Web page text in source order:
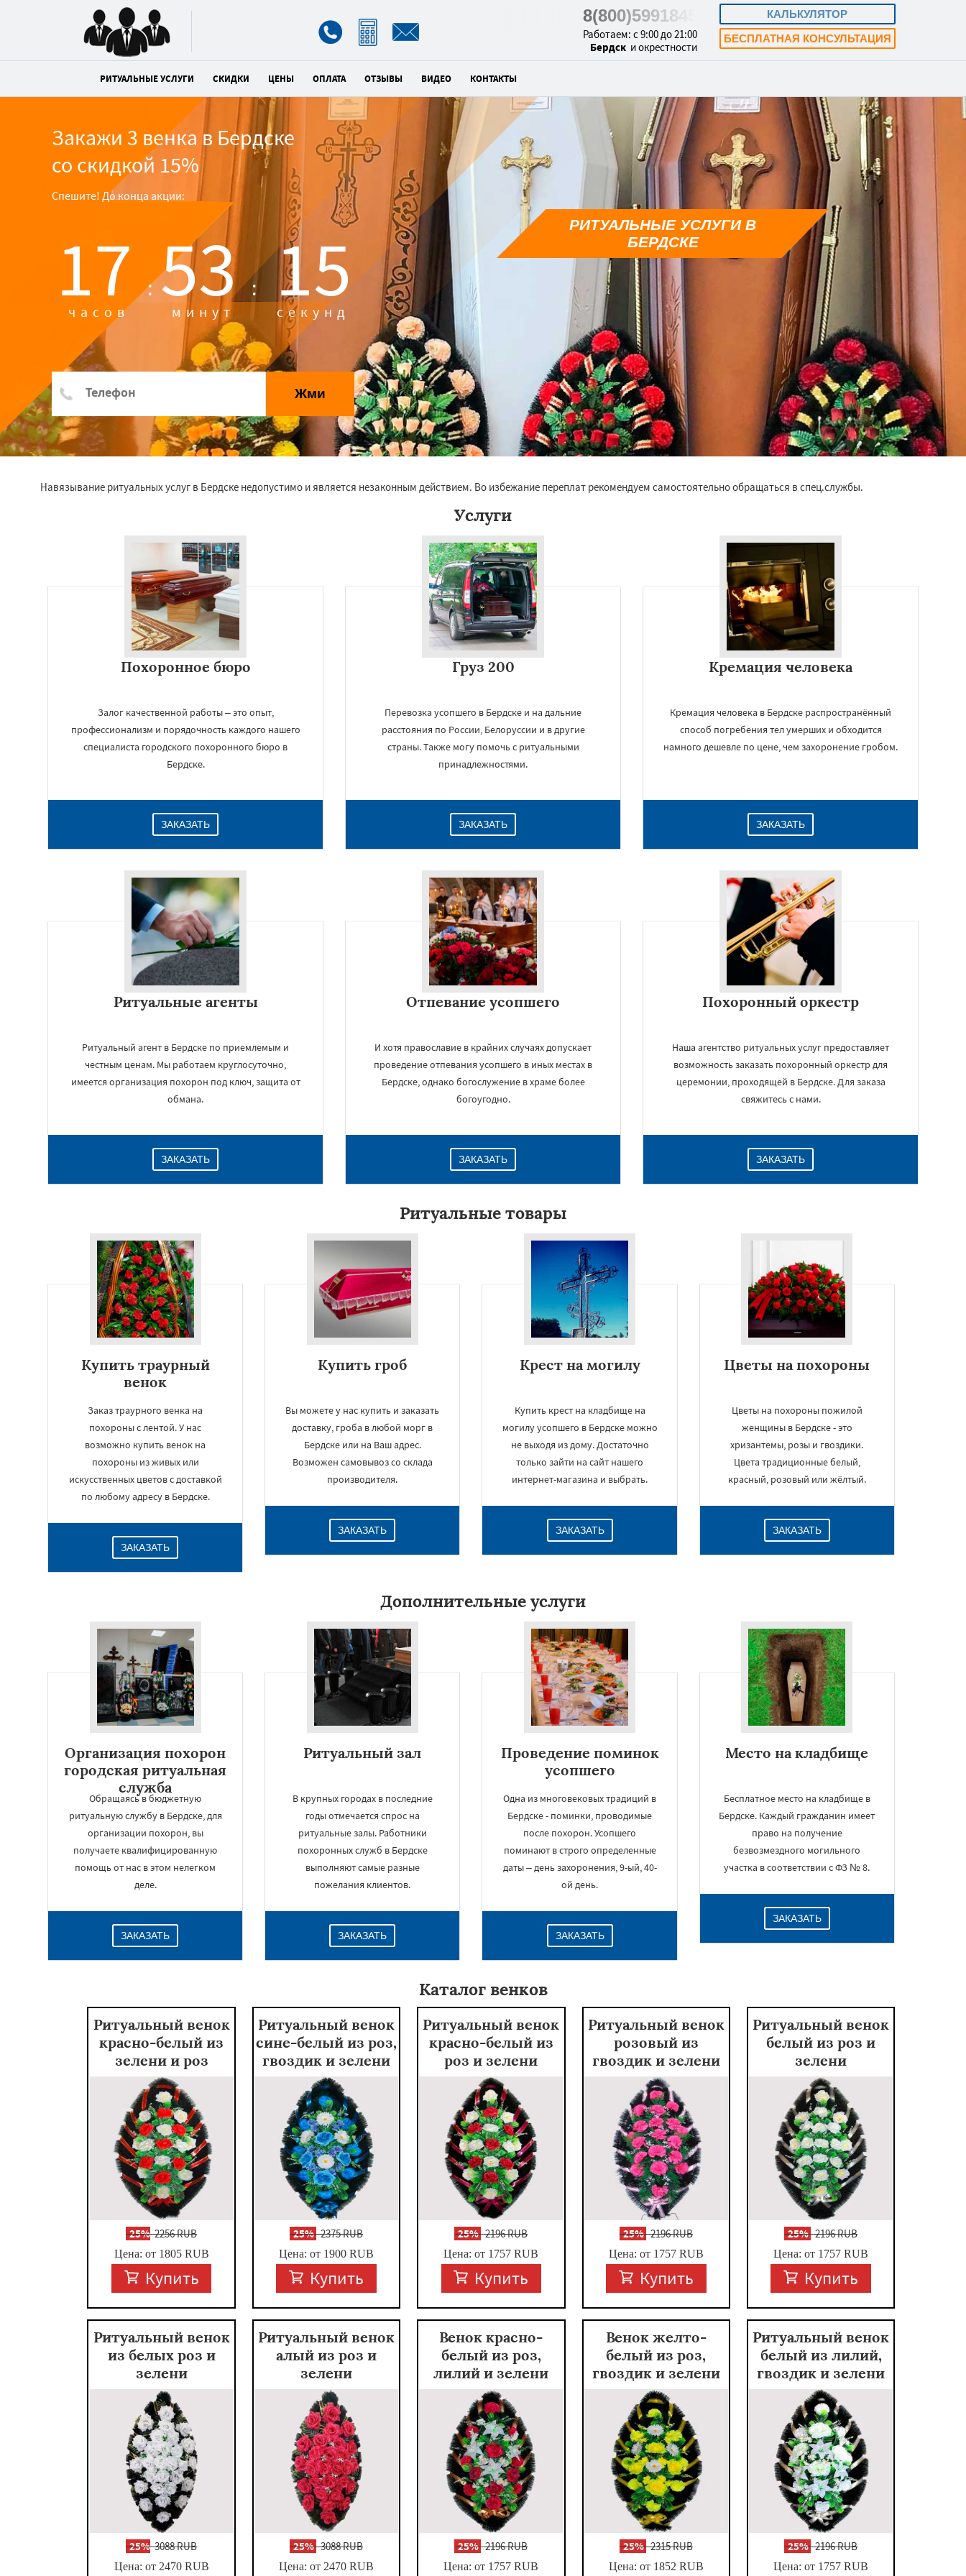
КАЛЬКУЛЯТОР
БЕСПЛАТНАЯ КОНСУЛЬТАЦИЯ
8(800)5991845
Работаем: с 9:00 до 21:00
Бердск и окрестности
РИТУАЛЬНЫЕ УСЛУГИ СКИДКИ ЦЕНЫ ОПЛАТА ОТЗЫВЫ ВИДЕО КОНТАКТЫ
Закажи 3 венка в Бердске
со скидкой 15%
Спешите! До конца акции:
17 :
часов 53 :
минут 13
секунд
Жми
РИТУАЛЬНЫЕ УСЛУГИ В
БЕРДСКЕ
Навязывание ритуальных услуг в Бердске недопустимо и является незаконным действием. Во избежание переплат рекомендуем самостоятельно обращаться в спец.службы.
Услуги
Похоронное бюро
Залог качественной работы – это опыт,
профессионализм и порядочность каждого нашего
специалиста городского похоронного бюро в
Бердске.
ЗАКАЗАТЬ
Груз 200
Перевозка усопшего в Бердске и на дальние
расстояния по России, Белоруссии и в другие
страны. Также могу помочь с ритуальными
принадлежностями.
ЗАКАЗАТЬ
Кремация человека
Кремация человека в Бердске распространённый
способ погребения тел умерших и обходится
намного дешевле по цене, чем захоронение гробом.
ЗАКАЗАТЬ
Ритуальные агенты
Ритуальный агент в Бердске по приемлемым и
честным ценам. Мы работаем круглосуточно,
имеется организация похорон под ключ, защита от
обмана.
ЗАКАЗАТЬ
Отпевание усопшего
И хотя православие в крайних случаях допускает
проведение отпевания усопшего в иных местах в
Бердске, однако богослужение в храме более
богоугодно.
ЗАКАЗАТЬ
Похоронный оркестр
Наша агентство ритуальных услуг предоставляет
возможность заказать похоронный оркестр для
церемонии, проходящей в Бердске. Для заказа
свяжитесь с нами.
ЗАКАЗАТЬ
Ритуальные товары
Купить траурный
венок
Заказ траурного венка на
похороны с лентой. У нас
возможно купить венок на
похороны из живых или
искусственных цветов с доставкой
по любому адресу в Бердске.
ЗАКАЗАТЬ
Купить гроб
Вы можете у нас купить и заказать
доставку, гроба в любой морг в
Бердске или на Ваш адрес.
Возможен самовывоз со склада
производителя.
ЗАКАЗАТЬ
Крест на могилу
Купить крест на кладбище на
могилу усопшего в Бердске можно
не выходя из дому. Достаточно
только зайти на сайт нашего
интернет-магазина и выбрать.
ЗАКАЗАТЬ
Цветы на похороны
Цветы на похороны пожилой
женщины в Бердске - это
хризантемы, розы и гвоздики.
Цвета традиционные белый,
красный, розовый или жёлтый.
ЗАКАЗАТЬ
Дополнительные услуги
Организация похорон
городская ритуальная
служба
Обращаясь в бюджетную
ритуальную службу в Бердске, для
организации похорон, вы
получаете квалифицированную
помощь от нас в этом нелегком
деле.
ЗАКАЗАТЬ
Ритуальный зал
В крупных городах в последние
годы отмечается спрос на
ритуальные залы. Работники
похоронных служб в Бердске
выполняют самые разные
пожелания клиентов.
ЗАКАЗАТЬ
Проведение поминок
усопшего
Одна из многовековых традиций в
Бердске - поминки, проводимые
после похорон. Усопшего
поминают в строго определенные
даты – день захоронения, 9-ый, 40-
ой день.
ЗАКАЗАТЬ
Место на кладбище
Бесплатное место на кладбище в
Бердске. Каждый гражданин имеет
право на получение
безвозмездного могильного
участка в соответствии с ФЗ № 8.
ЗАКАЗАТЬ
Каталог венков
Ритуальный венок
красно-белый из
зелени и роз
-25%2256 RUB
Цена: от 1805 RUB
Купить
Ритуальный венок
сине-белый из роз,
гвоздик и зелени
-25%2375 RUB
Цена: от 1900 RUB
Купить
Ритуальный венок
красно-белый из
роз и зелени
-25%2196 RUB
Цена: от 1757 RUB
Купить
Ритуальный венок
розовый из
гвоздик и зелени
-25%2196 RUB
Цена: от 1757 RUB
Купить
Ритуальный венок
белый из роз и
зелени
-25%2196 RUB
Цена: от 1757 RUB
Купить
Ритуальный венок
из белых роз и
зелени
-25%3088 RUB
Цена: от 2470 RUB
Ритуальный венок
алый из роз и
зелени
-25%3088 RUB
Цена: от 2470 RUB
Венок красно-
белый из роз,
лилий и зелени
-25%2196 RUB
Цена: от 1757 RUB
Венок желто-
белый из роз,
гвоздик и зелени
-25%2315 RUB
Цена: от 1852 RUB
Ритуальный венок
белый из лилий,
гвоздик и зелени
-25%2196 RUB
Цена: от 1757 RUB
Даю согласие на обработку персональных данных